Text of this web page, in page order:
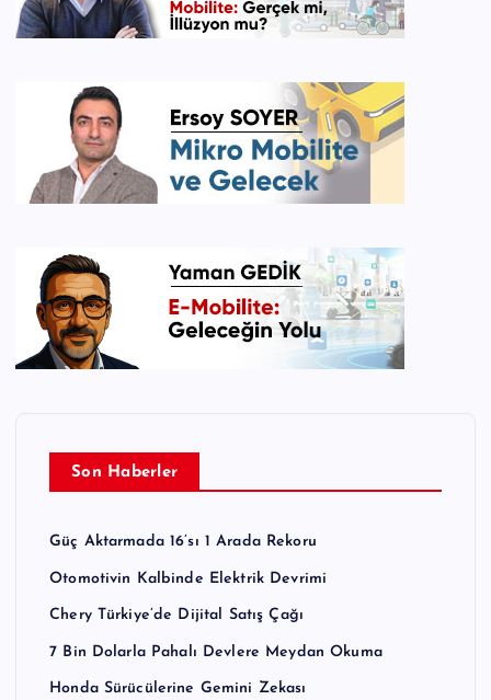
Son Haberler
Güç Aktarmada 16’sı 1 Arada Rekoru
Otomotivin Kalbinde Elektrik Devrimi
Chery Türkiye’de Dijital Satış Çağı
7 Bin Dolarla Pahalı Devlere Meydan Okuma
Honda Sürücülerine Gemini Zekası